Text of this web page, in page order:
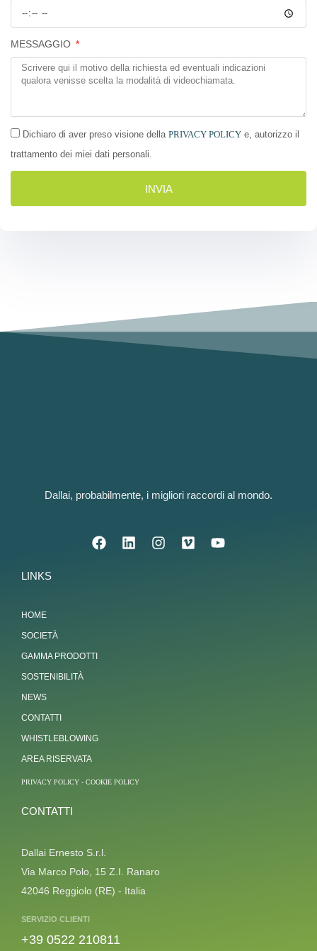
MESSAGGIO
Dichiaro di aver preso visione della PRIVACY POLICY e, autorizzo il
trattamento dei miei dati personali.
INVIA
Dallai, probabilmente, i migliori raccordi al mondo.
LINKS
HOME
SOCIETÀ
GAMMA PRODOTTI
SOSTENIBILITÀ
NEWS
CONTATTI
WHISTLEBLOWING
AREA RISERVATA
PRIVACY POLICY - COOKIE POLICY
CONTATTI
Dallai Ernesto S.r.l.
Via Marco Polo, 15 Z.I. Ranaro
42046 Reggiolo (RE) - Italia
SERVIZIO CLIENTI
+39 0522 210811